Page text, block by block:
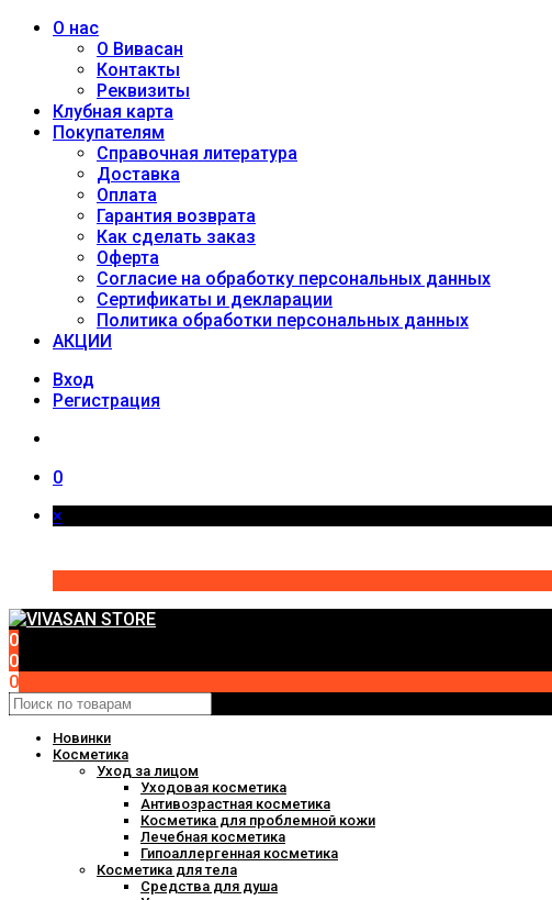
О нас
О Вивасан
Контакты
Реквизиты
Клубная карта
Покупателям
Справочная литература
Доставка
Оплата
Гарантия возврата
Как сделать заказ
Оферта
Согласие на обработку персональных данных
Сертификаты и декларации
Политика обработки персональных данных
АКЦИИ
Вход
Регистрация
0
×
0
0
0
Новинки
Косметика
Уход за лицом
Уходовая косметика
Антивозрастная косметика
Косметика для проблемной кожи
Лечебная косметика
Гипоаллергенная косметика
Косметика для тела
Средства для душа